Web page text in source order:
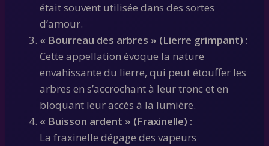
était souvent utilisée dans des sortes
d’amour.
« Bourreau des arbres » (Lierre grimpant) :
Cette appellation évoque la nature
envahissante du lierre, qui peut étouffer les
arbres en s’accrochant à leur tronc et en
bloquant leur accès à la lumière.
« Buisson ardent » (Fraxinelle) :
La fraxinelle dégage des vapeurs